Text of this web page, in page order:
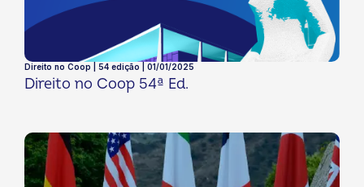
Direito no Coop | 54 edição | 01/01/2025
Direito no Coop 54ª Ed.